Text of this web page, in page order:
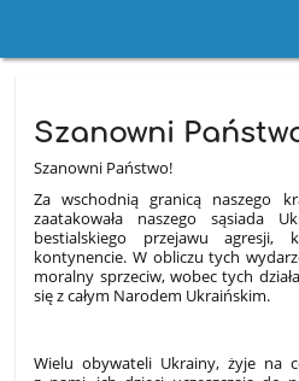
wpisy
Szanowni
Szanowni Państwo!
Za wschodnią granicą naszego
zaatakowała naszego sąsiada
bestialskiego przejawu
kontynencie. W obliczu tych
moralny sprzeciw, wobec tych
się z całym Narodem Ukraińskim.
Wielu obywateli Ukrainy, żyje na